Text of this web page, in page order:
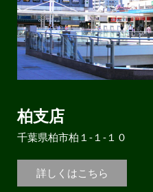
柏支店
千葉県柏市柏１-１-１０
詳しくはこちら